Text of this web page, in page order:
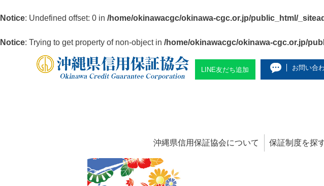
Notice: Undefined offset: 0 in /home/okinawacgc/okinawa-cgc.or.jp/public_html/
Notice: Trying to get property of non-object in /home/okinawacgc/okinawa-cgc.or.jp/
LINE友だち追加 お問い合
沖縄県信用保証協会について 保証制度を探